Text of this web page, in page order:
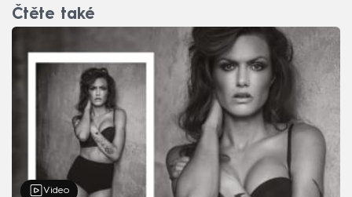
Čtěte také
Video